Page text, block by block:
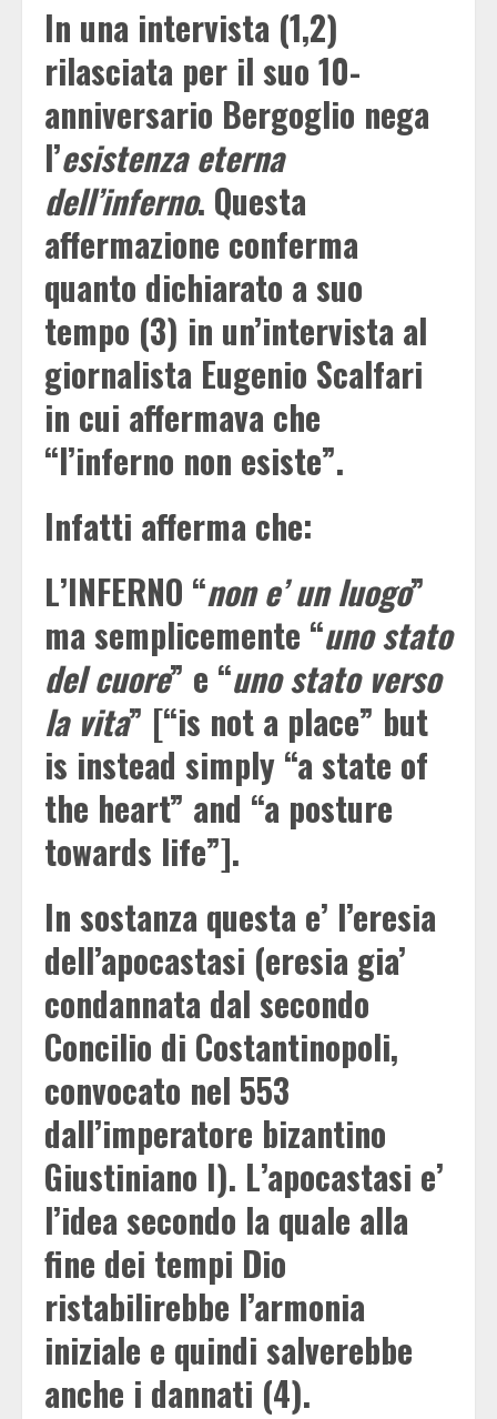
In una intervista (1,2)
rilasciata per il suo 10-
anniversario Bergoglio nega
l’esistenza eterna
dell’inferno. Questa
affermazione conferma
quanto dichiarato a suo
tempo (3) in un’intervista al
giornalista Eugenio Scalfari
in cui affermava che
“l’inferno non esiste”.
Infatti afferma che:
L’INFERNO “non e’ un luogo”
ma semplicemente “uno stato
del cuore” e “uno stato verso
la vita” [“is not a place” but
is instead simply “a state of
the heart” and “a posture
towards life”].
In sostanza questa e’ l’eresia
dell’apocastasi (eresia gia’
condannata dal secondo
Concilio di Costantinopoli,
convocato nel 553
dall’imperatore bizantino
Giustiniano I). L’apocastasi e’
l’idea secondo la quale alla
fine dei tempi Dio
ristabilirebbe l’armonia
iniziale e quindi salverebbe
anche i dannati (4).